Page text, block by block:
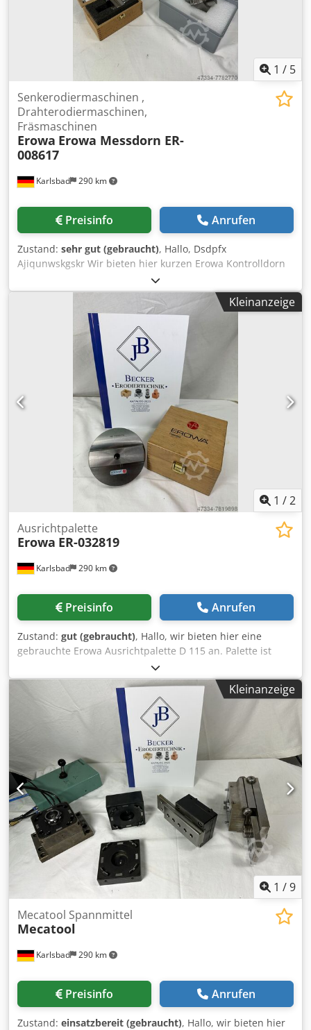
1 / 5
Karlsbad 290 km
Senkerodiermaschinen ,
Drahterodiermaschinen,
Fräsmaschinen
Erowa Erowa Messdorn ER-
008617
Preisinfo Anrufen
Zustand: sehr gut (gebraucht), Hallo, Dsdpfx
Ajiqunwskgskr Wir bieten hier kurzen Erowa Kontrolldorn
kurz an. Mit diesem lässt sich der Rundlauf und die Achse
ausrichten..
Kleinanzeige
1 /2
Karlsbad 290 km
Ausrichtpalette
Erowa ER-032819
Preisinfo Anrufen
Zustand: gut (gebraucht), Hallo, wir bieten hier eine
gebrauchte Erowa Ausrichtpalette D 115 an. Palette ist
geprüft und voll funktionsfähig. Dedpfoiryx Iox Akgjkr
Kleinanzeige
1 /9
Karlsbad 290 km
Mecatool Spannmittel
Mecatool
Preisinfo Anrufen
Zustand: einsatzbereit (gebraucht), Hallo, wir bieten hier